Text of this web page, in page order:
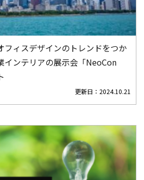
フィスデザインのトレンドをつか
インテリアの展示会「NeoCon
更新日： 2024.10.21